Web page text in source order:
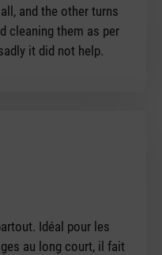
and the other turns
cleaning them as per
it did not help.
stars
Idéal pour les
au long court, il fait